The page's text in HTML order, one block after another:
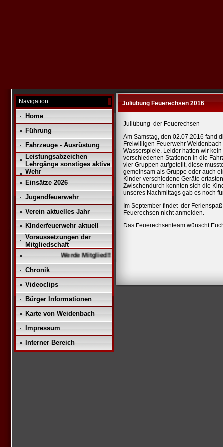
Navigation
Home
Führung
Fahrzeuge - Ausrüstung
Leistungsabzeichen
Lehrgänge sonstiges aktive
Wehr
Einsätze 2026
Jugendfeuerwehr
Verein aktuelles Jahr
Kinderfeuerwehr aktuell
Voraussetzungen der
Mitgliedschaft
Werde Mitglied!!
Chronik
Videoclips
Bürger Informationen
Karte von Weidenbach
Impressum
Interner Bereich
Juliübung Feuerechsen 2016
Juliübung der Feuerechsen
Am Samstag, den 02.07.2016 fand
Freiwilligen Feuerwehr
Wasserspiele. Leider hatten wir
verschiedenen Stationen in die
vier Gruppen aufgeteilt, diese
gemeinsam als Gruppe oder auch
Kinder verschiedene Geräte
Zwischendurch konnten sich die
unseres Nachmittags gab es noch
Im September findet der
Feuerechsen nicht anmelden.
Das Feuerechsenteam wünscht